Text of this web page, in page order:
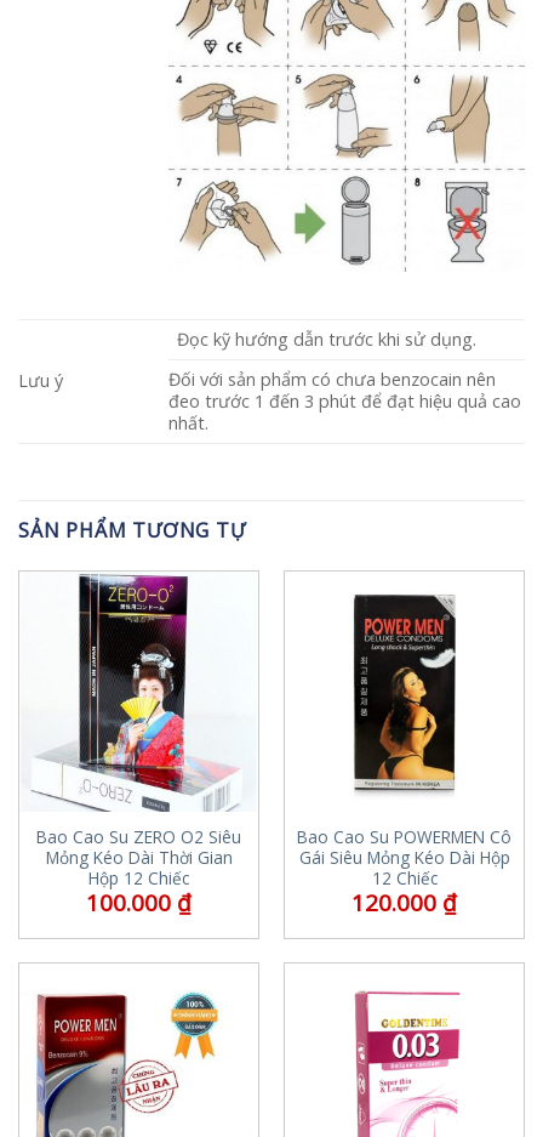
Lưu ý
Đọc kỹ hướng dẫn trước khi sử dụng.
Đối với sản phẩm có chưa benzocain nên
đeo trước 1 đến 3 phút để đạt hiệu quả cao
nhất.
SẢN PHẨM TƯƠNG TỰ
Bao Cao Su ZERO O2 Siêu
Mỏng Kéo Dài Thời Gian
Hộp 12 Chiếc
100.000 ₫
Bao Cao Su POWERMEN Cô
Gái Siêu Mỏng Kéo Dài Hộp
12 Chiếc
120.000 ₫